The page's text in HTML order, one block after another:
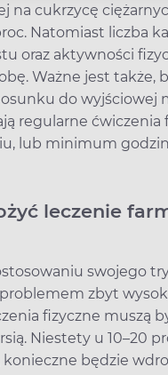
na cukrzycę
Natomiast liczba
oraz aktywności
Ważne jest także,
do wyjściowej
regularne ćwiczenia
lub minimum
leczenie
swojego
zbyt
fizyczne muszą
Niestety u 10–20
będzie